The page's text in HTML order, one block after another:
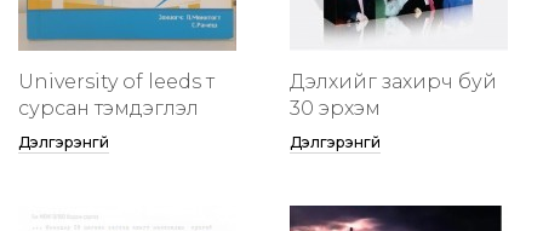
University of leeds т
сурсан тэмдэглэл
Дэлгэрэнгүй
Дэлхийг захирч буй
30 эрхэм
Дэлгэрэнгүй